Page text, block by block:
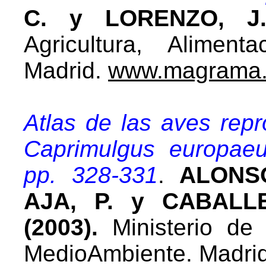
C. y LORENZO,
Agricultura,
Madrid.
Atlas de las aves
Caprimulgus
pp. 328-331.
AJA, P. y
(2003). Ministerio de
MedioAmbiente.